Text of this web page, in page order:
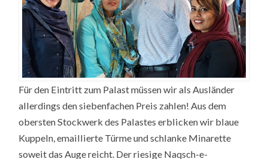
Für den Eintritt zum Palast müssen wir als Ausländer
allerdings den siebenfachen Preis zahlen! Aus dem
obersten Stockwerk des Palastes erblicken wir blaue
Kuppeln, emaillierte Türme und schlanke Minarette
soweit das Auge reicht. Der riesige Naqsch-e-